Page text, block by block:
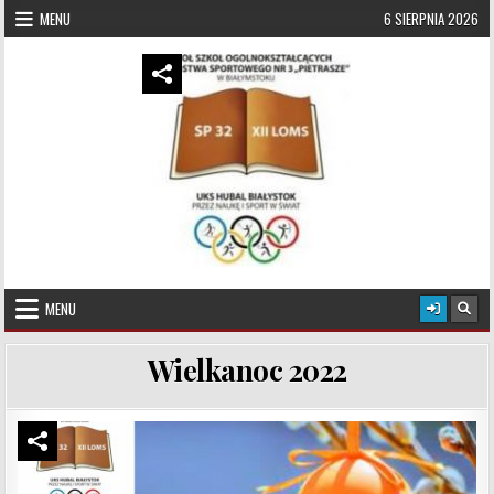
Skip to content
MENU 6 SIERPNIA 2026
UKS Hubal Białystok
MENU
Wielkanoc 2022